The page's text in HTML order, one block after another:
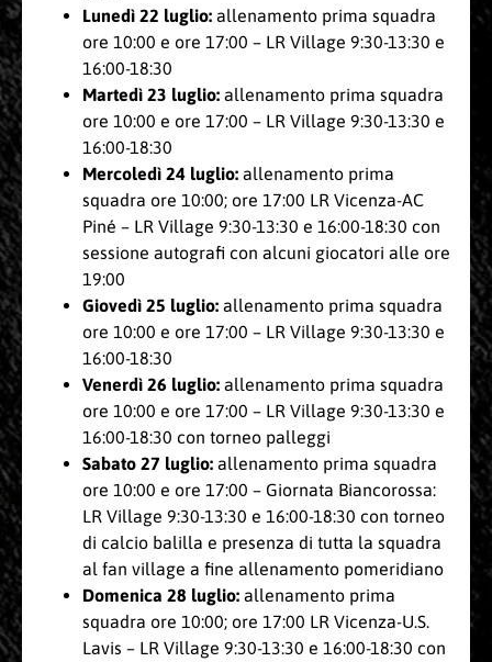
Lunedì 22 luglio: allenamento prima squadra
ore 10:00 e ore 17:00 – LR Village 9:30-13:30 e
16:00-18:30
Martedì 23 luglio: allenamento prima squadra
ore 10:00 e ore 17:00 – LR Village 9:30-13:30 e
16:00-18:30
Mercoledì 24 luglio: allenamento prima
squadra ore 10:00; ore 17:00 LR Vicenza-AC
Piné – LR Village 9:30-13:30 e 16:00-18:30 con
sessione autografi con alcuni giocatori alle ore
19:00
Giovedì 25 luglio: allenamento prima squadra
ore 10:00 e ore 17:00 – LR Village 9:30-13:30 e
16:00-18:30
Venerdì 26 luglio: allenamento prima squadra
ore 10:00 e ore 17:00 – LR Village 9:30-13:30 e
16:00-18:30 con torneo palleggi
Sabato 27 luglio: allenamento prima squadra
ore 10:00 e ore 17:00 – Giornata Biancorossa:
LR Village 9:30-13:30 e 16:00-18:30 con torneo
di calcio balilla e presenza di tutta la squadra
al fan village a fine allenamento pomeridiano
Domenica 28 luglio: allenamento prima
squadra ore 10:00; ore 17:00 LR Vicenza-U.S.
Lavis – LR Village 9:30-13:30 e 16:00-18:30 con